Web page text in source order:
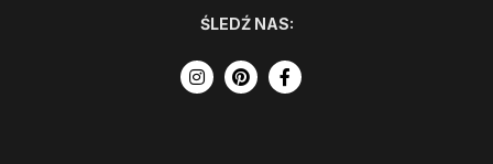
ŚLEDŹ NAS: